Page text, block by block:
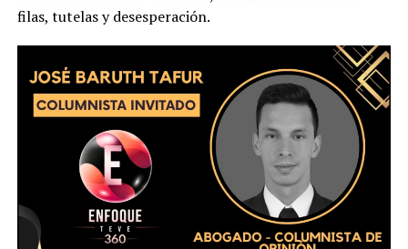
filas, tutelas y desesperación.